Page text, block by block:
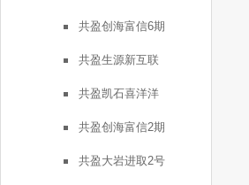
共盈创海富信6期
共盈生源新互联
共盈凯石喜洋洋
共盈创海富信2期
共盈大岩进取2号